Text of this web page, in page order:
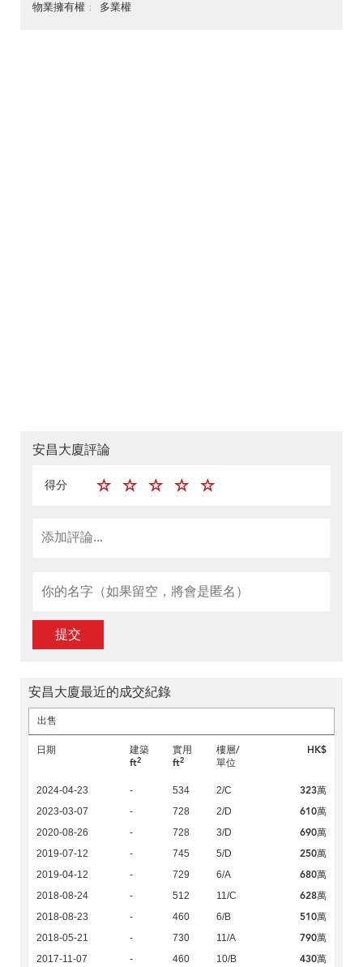
物業擁有權 多業權
安昌大廈評論
得分
提交
安昌大廈最近的成交紀錄
出售
日期
建築
ft2
實用
ft2
樓層/
單位
HK$
2024-04-23 - 534 2/C 323萬
2023-03-07 - 728 2/D 610萬
2020-08-26 - 728 3/D 690萬
2019-07-12 - 745 5/D 250萬
2019-04-12 - 729 6/A 680萬
2018-08-24 - 512 11/C 628萬
2018-08-23 - 460 6/B 510萬
2018-05-21 - 730 11/A 790萬
2017-11-07 - 460 10/B 430萬